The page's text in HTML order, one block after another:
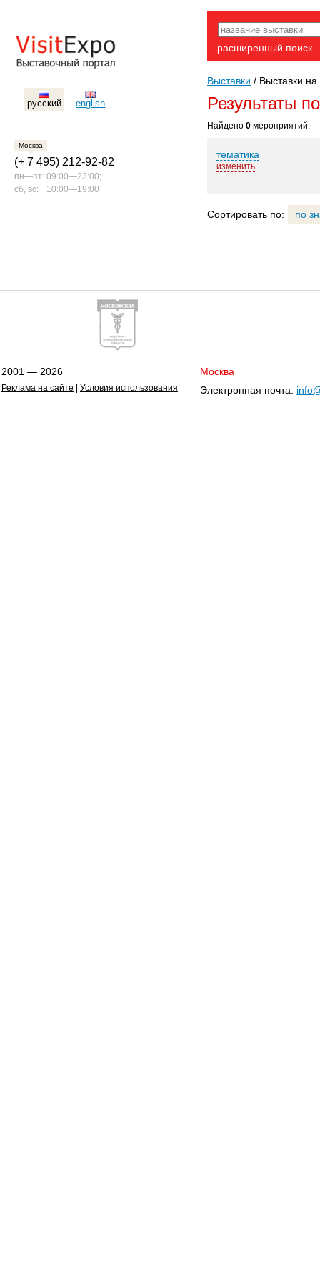
русский english
Москва
(+ 7 495) 212-92-82
пн—пт: 09:00—23:00;
сб, вс:
10:00—19:00
расширенный поиск
Выставки / Выставки
Результаты
Найдено 0 мероприятий.
тематика
изменить
Сортировать по: по
2001 — 2026
Реклама на сайте Условия использования
Москва
Электронная почта: